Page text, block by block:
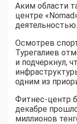
Аким области
центре
деятельностью.
Осмотрев
Турегалиев
и подчеркнул,
одним из
Фитнес-центр
декабре
миллионов